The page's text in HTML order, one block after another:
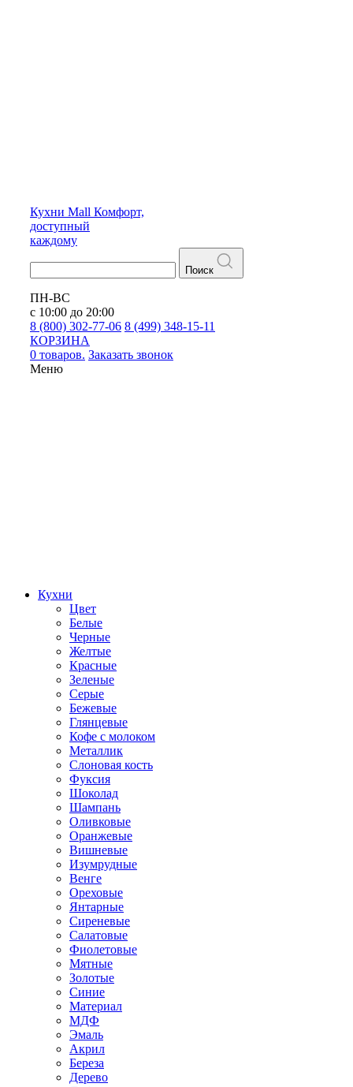
Кухни Mall Комфорт,
доступный
каждому
Поиск
ПН-ВС
с 10:00 до 20:00
8 (800) 302-77-06 8 (499) 348-15-11
КОРЗИНА
0 товаров. Заказать звонок
Меню
Кухни
Цвет
Белые
Черные
Желтые
Красные
Зеленые
Серые
Бежевые
Глянцевые
Кофе с молоком
Металлик
Слоновая кость
Фуксия
Шоколад
Шампань
Оливковые
Оранжевые
Вишневые
Изумрудные
Венге
Ореховые
Янтарные
Сиреневые
Салатовые
Фиолетовые
Мятные
Золотые
Синие
Материал
МДФ
Эмаль
Акрил
Береза
Дерево